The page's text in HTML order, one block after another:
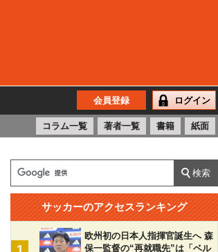
会員登録 ログイン
コラム一覧 著者一覧 書籍 紙面
サッカーのアクセスランキング
1
欧州初の日本人指揮官誕生へ 森
保一監督の“再就職先”は「ベル